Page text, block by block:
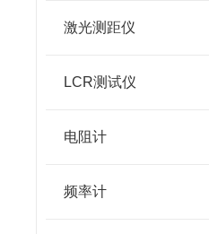
激光测距仪
LCR测试仪
电阻计
频率计